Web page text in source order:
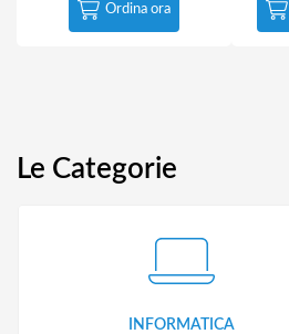
Ordina ora
Le Categorie
INFORMATICA